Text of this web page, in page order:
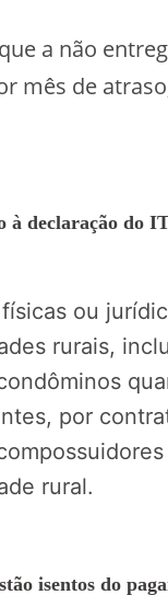
a não
mês de
à declaração do
ou
rurais,
por
rural.
isentos do